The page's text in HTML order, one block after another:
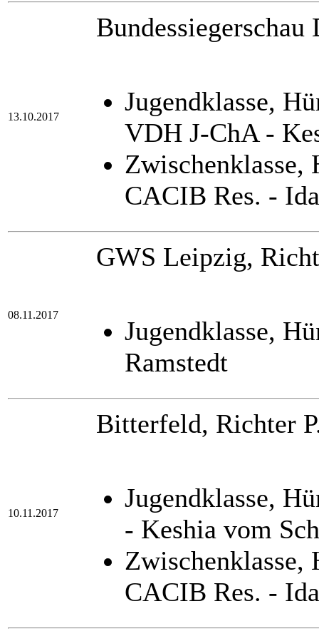
13.10.2017
Jugendklasse,
VDH J-ChA -
CACIB Res. -
08.11.2017
GWS Leipzig,
Jugendklasse,
Ramstedt
10.11.2017
Bitterfeld, Richter
Jugendklasse,
- Keshia vom
CACIB Res. -